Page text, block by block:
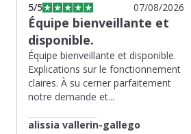
5/5 07/08/2026
Équipe bienveillante et
disponible.
Équipe bienveillante et disponible.
Explications sur le fonctionnement
claires. À su cerner parfaitement
notre demande et...
alissia vallerin-gallego